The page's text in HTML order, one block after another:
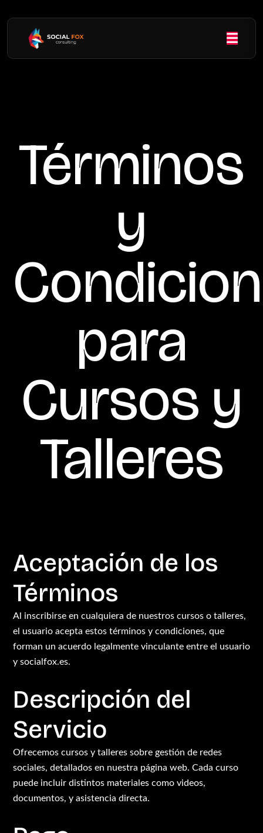
Términos
y
para
Cursos y
Talleres
Aceptación de los
Términos
Al inscribirse en cualquiera de nuestros cursos o talleres,
el usuario acepta estos términos y condiciones, que
forman un acuerdo legalmente vinculante entre el usuario
y socialfox.es.
Descripción del
Servicio
Ofrecemos cursos y talleres sobre gestión de redes
sociales, detallados en nuestra página web. Cada curso
puede incluir distintos materiales como videos,
documentos, y asistencia directa.